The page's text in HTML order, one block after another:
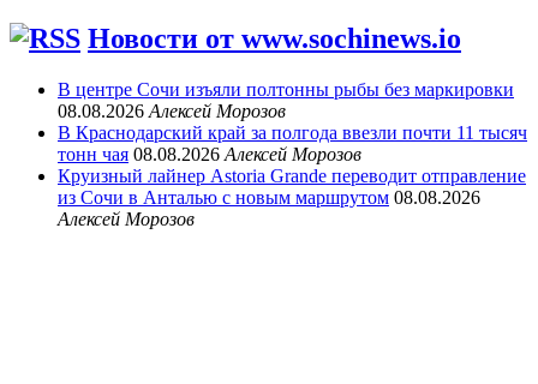
Новости от www.sochinews.io
В центре Сочи изъяли полтонны рыбы без маркировки
08.08.2026 Алексей Морозов
В Краснодарский край за полгода ввезли почти 11 тысяч
тонн чая 08.08.2026 Алексей Морозов
Круизный лайнер Astoria Grande переводит отправление
из Сочи в Анталью с новым маршрутом 08.08.2026
Алексей Морозов